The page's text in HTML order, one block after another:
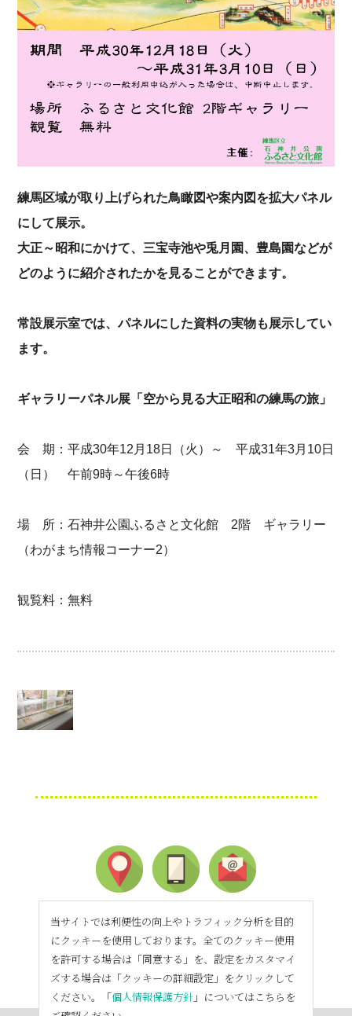
練馬区域が取り上げられた鳥瞰図や案内図を拡大パネル
にして展示。
大正～昭和にかけて、三宝寺池や兎月園、豊島園などが
どのように紹介されたかを見ることができます。
常設展示室では、パネルにした資料の実物も展示してい
ます。
ギャラリーパネル展 「空から見る大正昭和の練馬の旅」
会 期：平成30年12月18日（火）～ 平成31年3月10日
（日） 午前9時～午後6時
場 所：石神井公園ふるさと文化館 2階 ギャラリー
（わがまち情報コーナー2）
観覧料：無料
当サイトでは利便性の向上やトラフィック分析を目的
にクッキーを使用しております。全てのクッキー使用
を許可する場合は「同意する」を、設定をカスタマイ
ズする場合は「クッキーの詳細設定」をクリックして
ください。「個人情報保護方針 」についてはこちらを